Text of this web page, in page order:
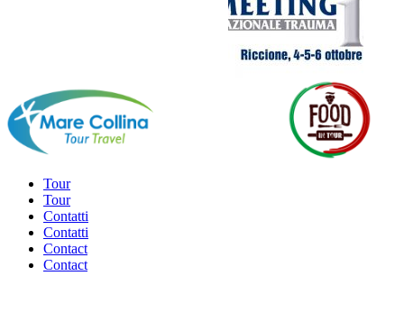
Tour
Tour
Contatti
Contatti
Contact
Contact